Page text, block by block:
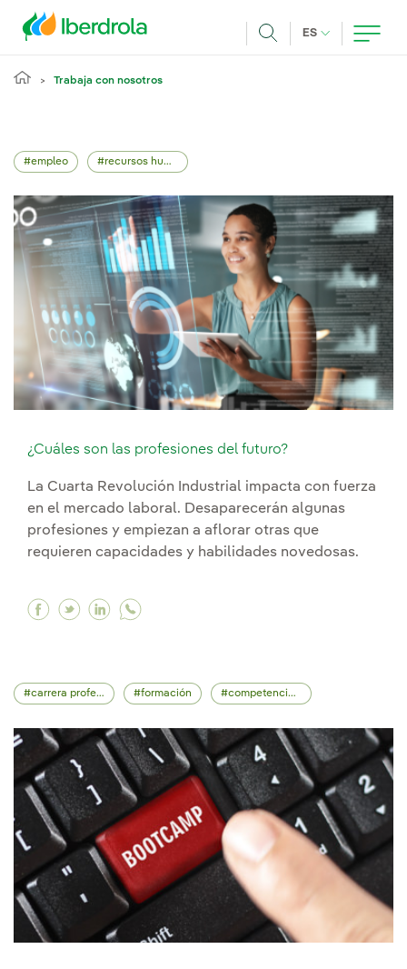
ES IDIOMA
Trabaja con nosotros
empleo recursos humanos
¿Cuáles son las profesiones del futuro?
La Cuarta Revolución Industrial impacta con fuerza
en el mercado laboral. Desaparecerán algunas
profesiones y empiezan a aflorar otras que
requieren capacidades y habilidades novedosas.
Facebook ¿Cuáles son las profesiones del
Twitter ¿Cuáles son las profesiones del
Linkedin ¿Cuáles son las profesiones
carrera profesional formación competencias profesionales